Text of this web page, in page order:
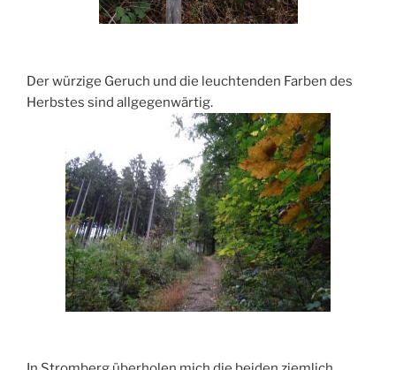
Der würzige Geruch und die leuchtenden Farben des
Herbstes sind allgegenwärtig.